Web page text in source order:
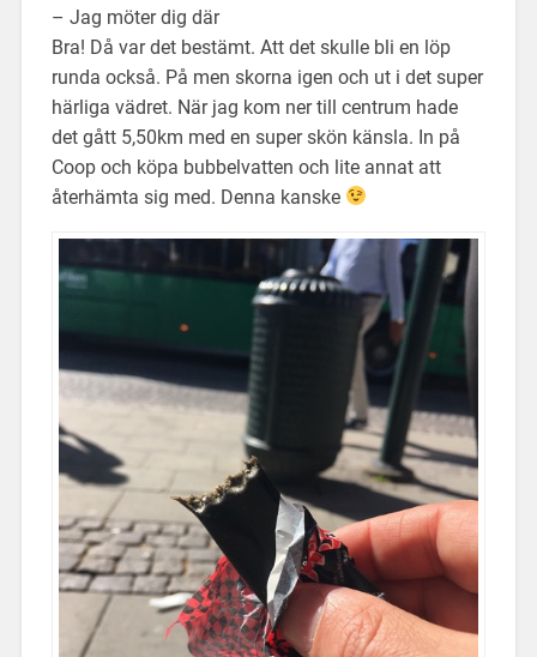
– Jag möter dig där
Bra! Då var det bestämt. Att det skulle bli en löp
runda också. På men skorna igen och ut i det super
härliga vädret. När jag kom ner till centrum hade
det gått 5,50km med en super skön känsla. In på
Coop och köpa bubbelvatten och lite annat att
återhämta sig med. Denna kanske